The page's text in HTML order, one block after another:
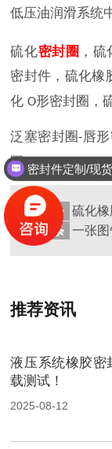
低压油润滑系统
硫化密封圈 ，
密封件，硫化橡
化 O形密封圈，
泛塞密封圈-唇
圈http://
上一条
下一条
推荐资讯
液压系统橡胶密
载测试！
2025-08-12